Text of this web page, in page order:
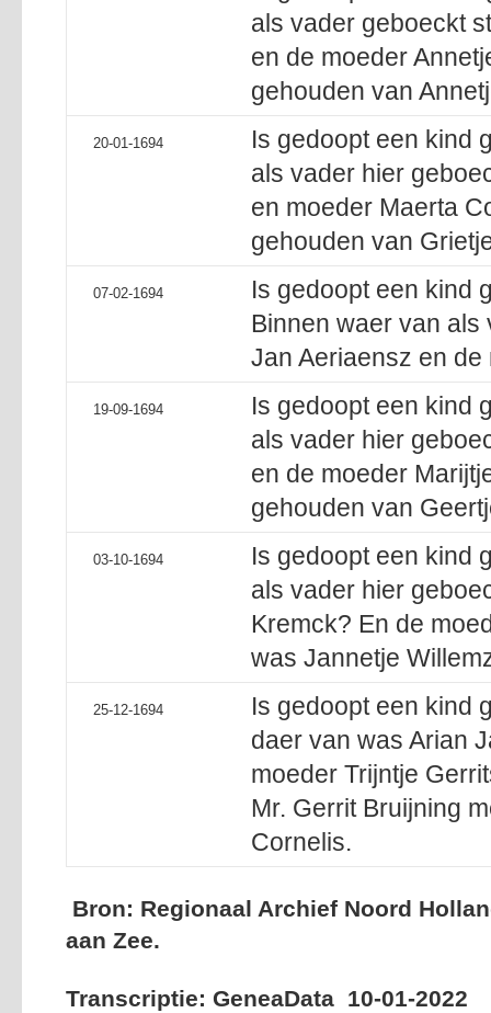
als vader geboeckt
en de moeder
gehouden van
20-01-1694
Is gedoopt een kind
als vader hier
en moeder Maerta
gehouden van
07-02-1694
Is gedoopt een kind
Binnen waer van
Jan Aeriaensz en
19-09-1694
Is gedoopt een kind
als vader hier
en de moeder
gehouden van
03-10-1694
Is gedoopt een kind
als vader hier
Kremck? En de
was Jannetje
25-12-1694
Is gedoopt een kind
daer van was Arian
moeder Trijntje
Mr. Gerrit Bruijning
Cornelis.
Bron: Regionaal Archief Noord
aan Zee.
Transcriptie: GeneaData 10-01-2022